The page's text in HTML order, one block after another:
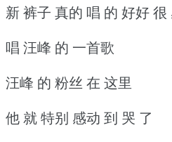
新 裤子 真的 唱 的 好好
唱 汪峰 的 一首歌
汪峰 的 粉丝 在 这里
他 就 特别 感动 到 哭 了